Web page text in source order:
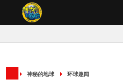
神秘的地球 环球趣闻